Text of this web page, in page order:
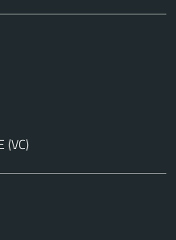
(VC)